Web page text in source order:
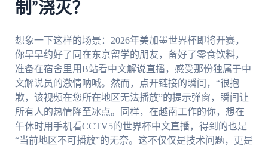
制”浇灭？
想象一下这样的场景：2026年美加墨世界杯即将开赛，
你早早约好了同在东京留学的朋友，备好了零食饮料，
准备在宿舍里用B站看中文解说直播，感受那份独属于中
文解说员的激情呐喊。然而，点开链接的瞬间，“很抱
歉，该视频在您所在地区无法播放”的提示弹窗，瞬间让
所有人的热情降至冰点。同样，在越南工作的你，想在
午休时用手机看CCTV5的世界杯中文直播，得到的也是
“当前地区不可播放”的无奈。这不仅仅是技术问题，更是